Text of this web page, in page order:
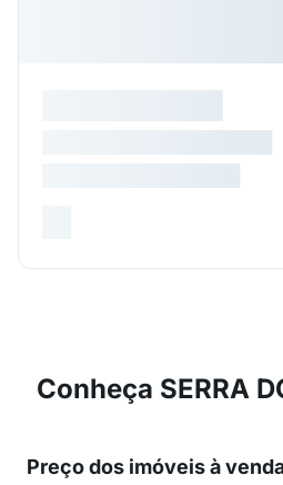
Conheça SERRA
Preço dos imóveis à